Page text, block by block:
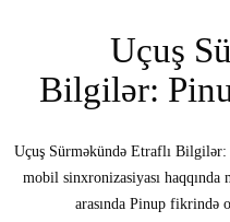
Uçuş
Bilgilər:
Uçuş Sürməkündə Etraflı
mobil sinxronizasiyası
arasında Pinup fikrində